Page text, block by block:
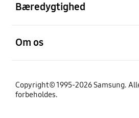
Bæredygtighed
Om os
Copyright© 1995-2026 Samsung.
forbeholdes.